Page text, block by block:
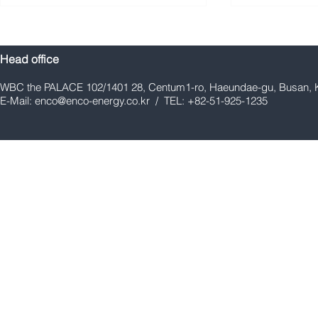
Head office
WBC the PALACE 102/1401 28, Centum1-ro, Haeundae-gu, Busan,
E-Mail: enco@enco-energy.co.kr / TEL: +82-51-925-1235